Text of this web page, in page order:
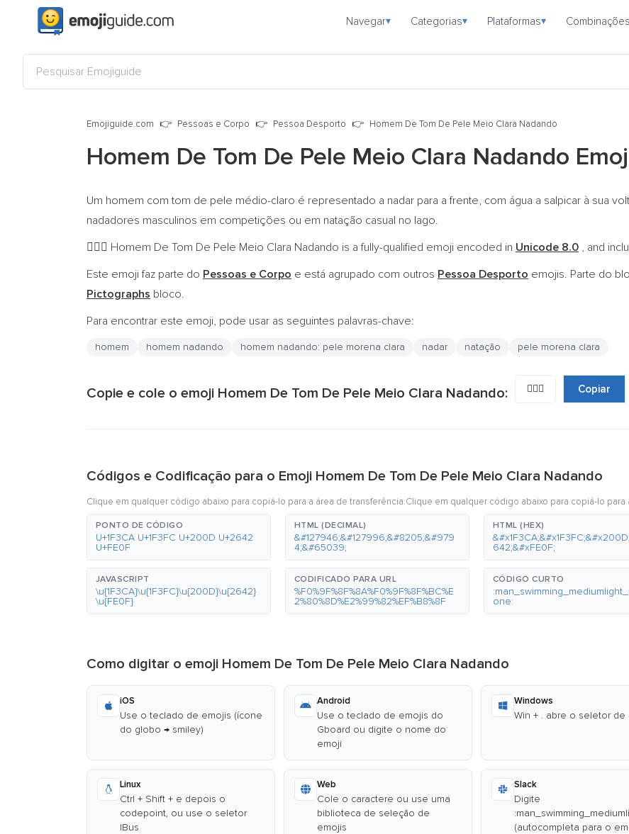
Navegar▾ Categorias▾ Plataformas▾ Combinações
Emojiguide.com Pessoas e Corpo Pessoa Desporto Homem De Tom De Pele Meio Clara Nadando
Homem De Tom De Pele Meio Clara Nadando
Um homem com tom de pele médio-claro é representado a nadar para a frente, com água a salpicar à sua
nadadores masculinos em competições ou em natação casual no lago.
🏊🏼‍♂️ Homem De Tom De Pele Meio Clara Nadando is a fully-qualified emoji encoded in Unicode 8.0 , and
Este emoji faz parte do Pessoas e Corpo e está agrupado com outros Pessoa Desporto emojis. Parte do
Pictographs bloco.
Para encontrar este emoji, pode usar as seguintes palavras-chave:
homem homem nadando homem nadando: pele morena clara nadar natação pele morena clara
Copie e cole o emoji Homem De Tom De Pele Meio Clara Nadando: 🏊🏼‍♂️ Copiar
Códigos e Codificação para o Emoji Homem De Tom De Pele Meio Clara Nadando
Clique em qualquer código abaixo para copiá-lo para a área de transferência.Clique em qualquer código abaixo para copiá-lo para
PONTO DE CÓDIGO
U+1F3CA U+1F3FC U+200D U+2642
U+FE0F
HTML (DECIMAL)
&#127946;&#127996;&#8205;&#979
4;&#65039;
HTML (HEX)
642;&#xFE0F;
JAVASCRIPT
\u{1F3CA}\u{1F3FC}\u{200D}\u{2642}
\u{FE0F}
CODIFICADO PARA URL
%F0%9F%8F%8A%F0%9F%8F%BC%E
2%80%8D%E2%99%82%EF%B8%8F
CÓDIGO CURTO
one:
Como digitar o emoji Homem De Tom De Pele Meio Clara Nadando
iOS
Use o teclado de emojis (ícone
do globo → smiley)
Android
Use o teclado de emojis do
Gboard ou digite o nome do
emoji
Windows
Win + . abre o seletor de
Linux
Ctrl + Shift + e depois o
codepoint, ou use o seletor
IBus
Web
Cole o caractere ou use uma
biblioteca de seleção de
emojis
Slack
Digite
(autocompleta para o